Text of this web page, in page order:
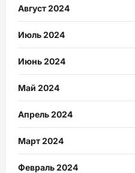
Август 2024
Июль 2024
Июнь 2024
Май 2024
Апрель 2024
Март 2024
Февраль 2024